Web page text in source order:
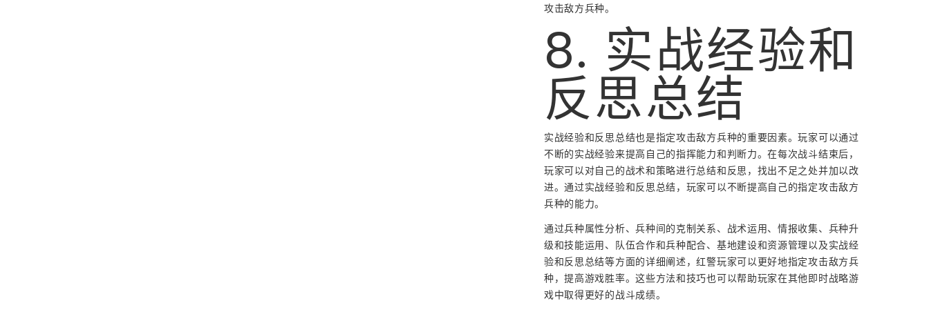
攻击敌方兵种。
8. 实战经验和
反思总结
实战经验和反思总结也是指定攻击敌方兵种的重要因素。玩家可以通过
不断的实战经验来提高自己的指挥能力和判断力。在每次战斗结束后，
玩家可以对自己的战术和策略进行总结和反思，找出不足之处并加以改
进。通过实战经验和反思总结，玩家可以不断提高自己的指定攻击敌方
兵种的能力。
通过兵种属性分析、兵种间的克制关系、战术运用、情报收集、兵种升
级和技能运用、队伍合作和兵种配合、基地建设和资源管理以及实战经
验和反思总结等方面的详细阐述，红警玩家可以更好地指定攻击敌方兵
种，提高游戏胜率。这些方法和技巧也可以帮助玩家在其他即时战略游
戏中取得更好的战斗成绩。